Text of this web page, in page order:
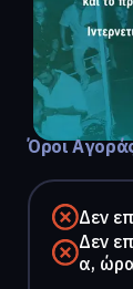
Όροι
Δεν
Δεν
α,